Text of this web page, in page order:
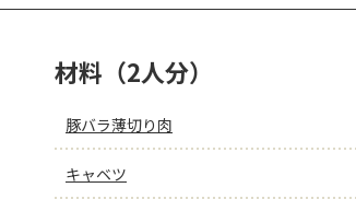
材料（2人分）
豚バラ薄切り肉
キャベツ